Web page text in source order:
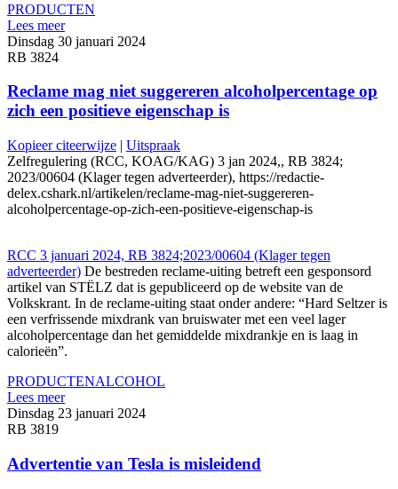
PRODUCTEN
Lees meer
Dinsdag 30 januari 2024
RB 3824
Reclame mag niet suggereren alcoholpercentage op
zich een positieve eigenschap is
Kopieer citeerwijze | Uitspraak
Zelfregulering (RCC, KOAG/KAG) 3 jan 2024,, RB 3824;
2023/00604 (Klager tegen adverteerder), https://redactie-
delex.cshark.nl/artikelen/reclame-mag-niet-suggereren-
alcoholpercentage-op-zich-een-positieve-eigenschap-is
RCC 3 januari 2024, RB 3824;2023/00604 (Klager tegen
adverteerder) De bestreden reclame-uiting betreft een gesponsord
artikel van STËLZ dat is gepubliceerd op de website van de
Volkskrant. In de reclame-uiting staat onder andere: “Hard Seltzer is
een verfrissende mixdrank van bruiswater met een veel lager
alcoholpercentage dan het gemiddelde mixdrankje en is laag in
calorieën”.
PRODUCTENALCOHOL
Lees meer
Dinsdag 23 januari 2024
RB 3819
Advertentie van Tesla is misleidend